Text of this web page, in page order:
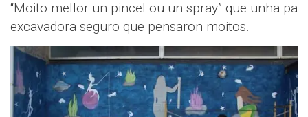
“Moito mellor un pincel ou un spray” que unha pa
excavadora seguro que pensaron moitos.